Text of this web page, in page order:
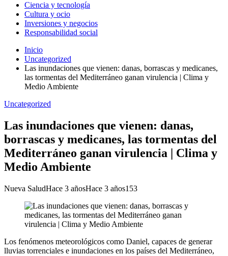
Ciencia y tecnología
Cultura y ocio
Inversiones y negocios
Responsabilidad social
Inicio
Uncategorized
Las inundaciones que vienen: danas, borrascas y medicanes,
las tormentas del Mediterráneo ganan virulencia | Clima y
Medio Ambiente
Uncategorized
Las inundaciones que vienen: danas,
borrascas y medicanes, las tormentas del
Mediterráneo ganan virulencia | Clima y
Medio Ambiente
Nueva SaludHace 3 añosHace 3 años153
Los fenómenos meteorológicos como Daniel, capaces de generar
lluvias torrenciales e inundaciones en los países del Mediterráneo,